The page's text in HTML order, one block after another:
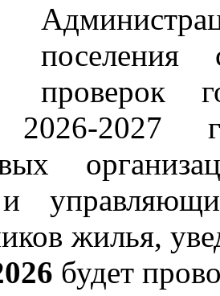
поселения
проверок
2026-2027
жилья,
будет